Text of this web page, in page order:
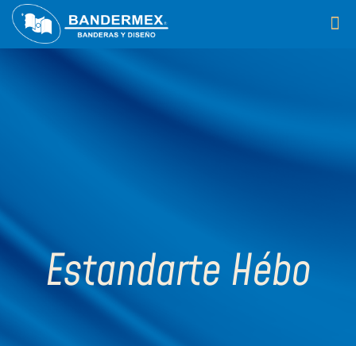
Estandarte Hébo